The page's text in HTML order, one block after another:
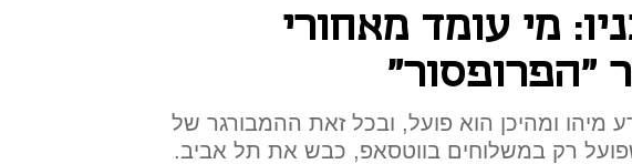
מי עומד מאחורי
"הפרופסור"
מיהו ומהיכן הוא פועל, ובכל זאת ההמבורגר של
רק במשלוחים בווטסאפ, כבש את תל אביב.